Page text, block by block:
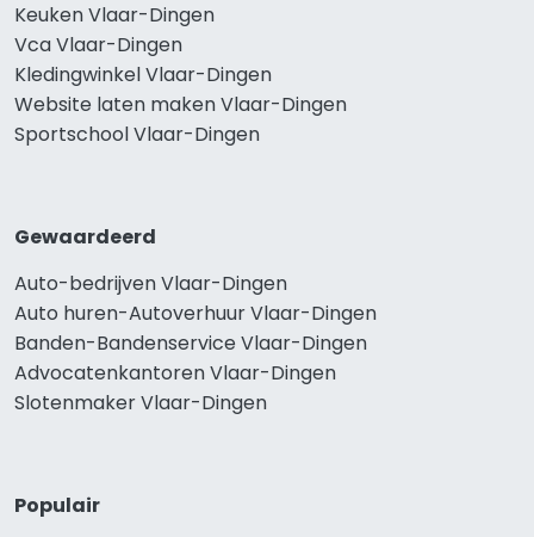
Keuken Vlaar-Dingen
Vca Vlaar-Dingen
Kledingwinkel Vlaar-Dingen
Website laten maken Vlaar-Dingen
Sportschool Vlaar-Dingen
Gewaardeerd
Auto-bedrijven Vlaar-Dingen
Auto huren-Autoverhuur Vlaar-Dingen
Banden-Bandenservice Vlaar-Dingen
Advocatenkantoren Vlaar-Dingen
Slotenmaker Vlaar-Dingen
Populair